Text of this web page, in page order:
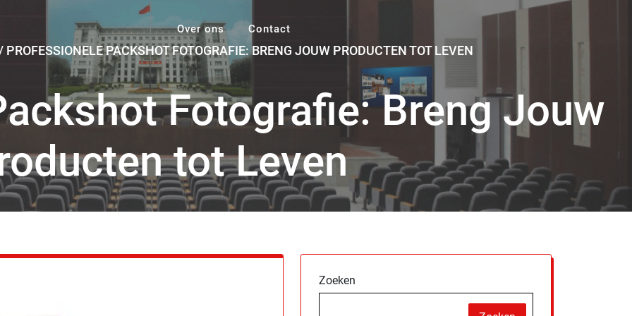
Over ons Contact
/ PROFESSIONELE PACKSHOT FOTOGRAFIE: BRENG JOUW PRODUCTEN TOT LEVEN
Fotografie: Breng Jouw
tot Leven
Zoeken